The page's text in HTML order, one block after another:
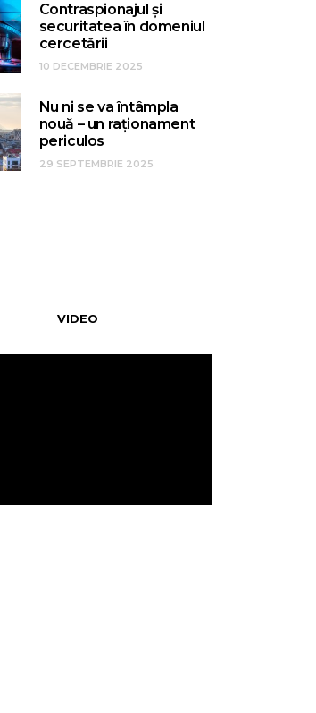
Contraspionajul și
securitatea în domeniul
cercetării
10 DECEMBRIE 2025
Nu ni se va întâmpla
nouă – un raționament
periculos
29 SEPTEMBRIE 2025
VIDEO